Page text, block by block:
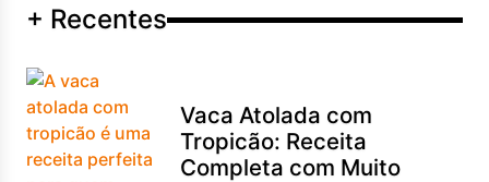
+ Recentes
Vaca Atolada com
Tropicão: Receita
Completa com Muito